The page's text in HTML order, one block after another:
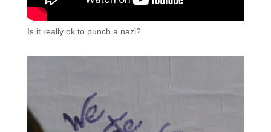
Is it really ok to punch a nazi?